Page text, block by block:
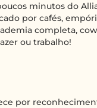
minutos do
por cafés,
completa,
ou trabalho!
por